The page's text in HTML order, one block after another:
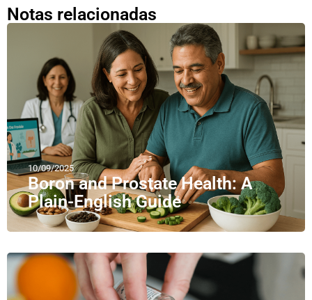
Notas relacionadas
10/09/2025
Boron and Prostate Health: A
Plain-English Guide